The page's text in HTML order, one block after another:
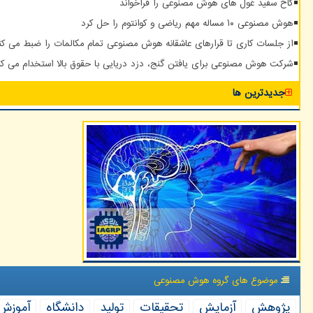
کاخ سفید غول های هوش مصنوعی را فراخواند
هوش مصنوعی ۱۰ مساله مهم ریاضی و کوانتوم را حل کرد
از جلسات کاری تا قرارهای عاشقانه هوش مصنوعی تمام مکالمات را ضبط می
شرکت هوش مصنوعی برای یافتن گنج، دزد دریایی با حقوق بالا استخدام می
جدیدترین ها
موضوع های گروه هوش مصنوعی
پژوهش آزمایش تحقیقات تولید دانشگاه